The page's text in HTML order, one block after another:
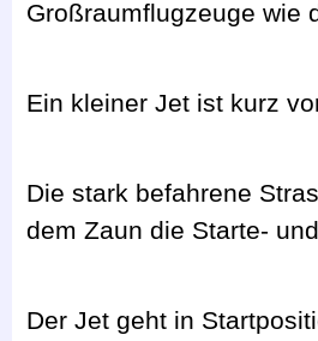
Großraumflugzeuge wie
Ein kleiner Jet ist kurz
Die stark befahrene
dem Zaun die Starte-
Der Jet geht in